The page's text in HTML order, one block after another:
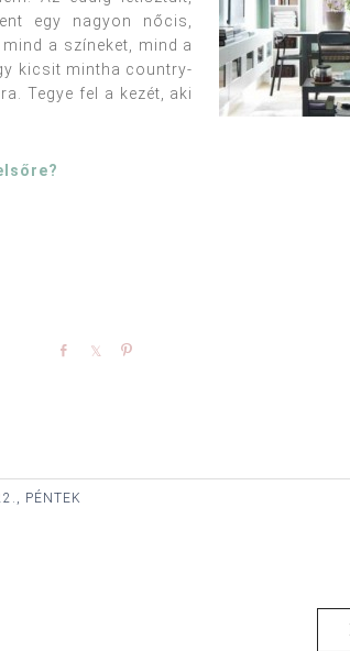
egy nagyon nőcis,
a színeket, mind a
kicsit mintha country-
Tegye fel a kezét, aki
Share Share
PÉNTEK